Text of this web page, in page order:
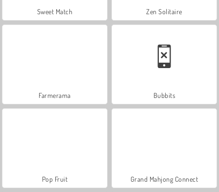
Sweet Match Zen Solitaire
Farmerama Bubbits
Pop Fruit Grand Mahjong Connect